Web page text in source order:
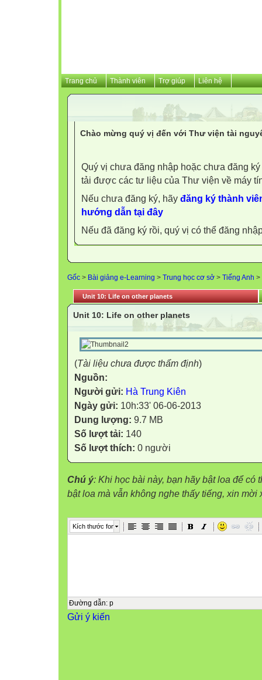
Trang chủ Thành viên Trợ giúp Liên hệ
Chào mừng quý vị đến với Thư viện tài
Quý vị chưa đăng nhập hoặc chưa đăng
tải được các tư liệu của Thư viện về máy
Nếu chưa đăng ký, hãy đăng ký thành
hướng dẫn tại đây
Nếu đã đăng ký rồi, quý vị có thể đăng
Gốc > Bài giảng e-Learning > Trung học cơ sở > Tiếng Anh >
Unit 10: Life on other planets
Unit 10: Life on other planets
(Tài liệu chưa được thẩm định)
Nguồn:
Người gửi: Hà Trung Kiên
Ngày gửi: 10h:33' 06-06-2013
Dung lượng: 9.7 MB
Số lượt tải: 140
Số lượt thích: 0 người
Chú ý: Khi học bài này, bạn hãy bật loa để có
bật loa mà vẫn không nghe thấy tiếng, xin
Kích thước font
Đường dẫn: p
Gửi ý kiến